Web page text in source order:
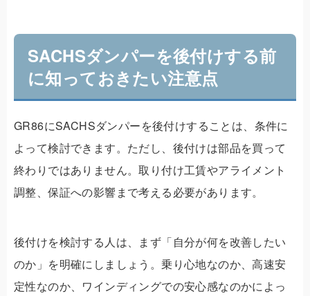
SACHSダンパーを後付けする前
に知っておきたい注意点
GR86にSACHSダンパーを後付けすることは、条件に
よって検討できます。ただし、後付けは部品を買って
終わりではありません。取り付け工賃やアライメント
調整、保証への影響まで考える必要があります。
後付けを検討する人は、まず「自分が何を改善したい
のか」を明確にしましょう。乗り心地なのか、高速安
定性なのか、ワインディングでの安心感なのかによっ